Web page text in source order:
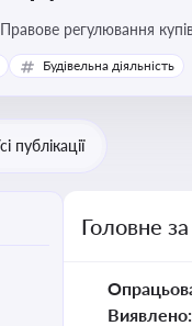
Правове регулювання
об’єктів майна
Будівельна діяльність
публікації
Головне
Виявлено: